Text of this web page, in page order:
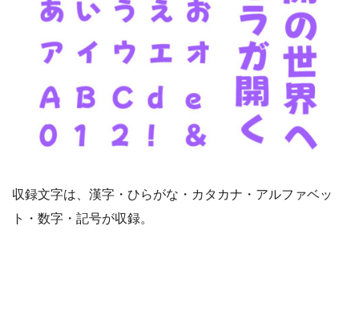
収録文字は、漢字・ひらがな・カタカナ・アルファベッ
ト・数字・記号が収録。